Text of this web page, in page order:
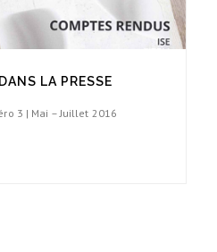
LA PRESSE
3 | Mai – Juillet 2016